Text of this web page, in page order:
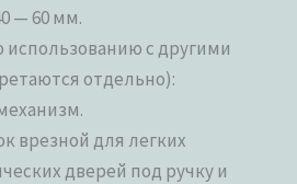
— 60 мм.
с другими
отдельно):
врезной для легких
дверей под ручку и